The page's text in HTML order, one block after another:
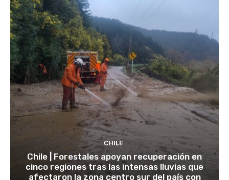
CHILE
Chile | Forestales apoyan recuperación en
cinco regiones tras las intensas lluvias que
afectaron la zona centro sur del país con